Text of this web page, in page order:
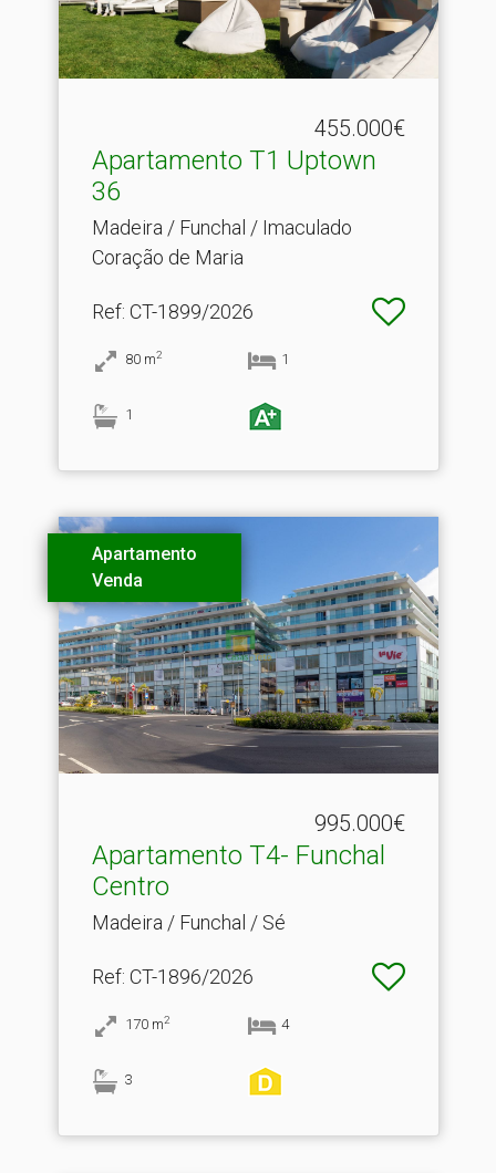
455.000€
Apartamento T1 Uptown
36
Madeira / Funchal / Imaculado
Coração de Maria
Ref: CT-1899/2026
80 m2 1
1
Apartamento
Venda
995.000€
Apartamento T4- Funchal
Centro
Madeira / Funchal / Sé
Ref: CT-1896/2026
170 m2 4
3